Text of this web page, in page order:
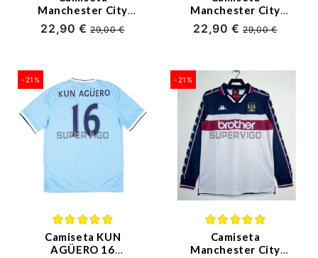
Manchester City
Segunda Equipación
Retro 2002/03
22,90 €29,00 €
Manchester City
Primera Equipación
Retro 2019/2020
22,90 €29,00 €
-21%
Camiseta KUN
AGÜERO 16
-21%
Camiseta
Manchester City